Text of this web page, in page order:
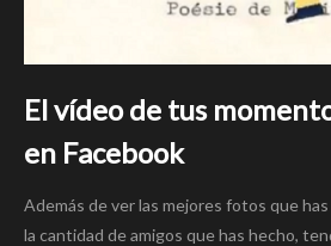
El vídeo de tus
en Facebook
Además de ver las mejores fotos que
la cantidad de amigos que has hecho,